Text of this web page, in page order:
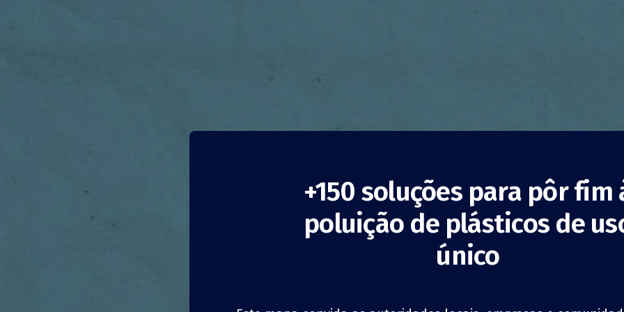
Educação para a
Prevenção de Resíduos
+150 soluções para pôr fim
poluição de plásticos de
único